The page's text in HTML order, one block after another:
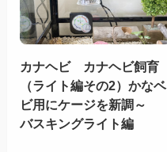
カナヘビ カナヘビ飼育
（ライト編その2）かなベ
ビ用にケージを新調～
バスキングライト編